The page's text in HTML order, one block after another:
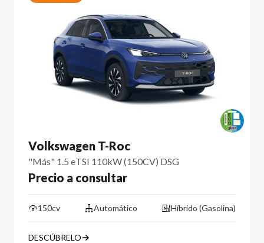
Volkswagen T-Roc
"Más" 1.5 eTSI 110kW (150CV) DSG
Precio a consultar
150cv Automático Híbrido (Gasolina)
DESCÚBRELO